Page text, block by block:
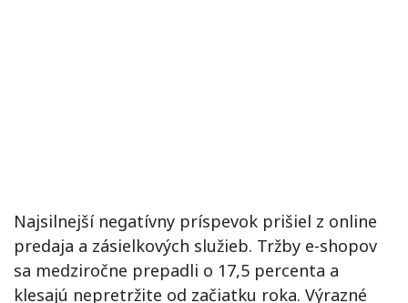
Najsilnejší negatívny príspevok prišiel z online
predaja a zásielkových služieb. Tržby e-shopov
sa medziročne prepadli o 17,5 percenta a
klesajú nepretržite od začiatku roka. Výrazné